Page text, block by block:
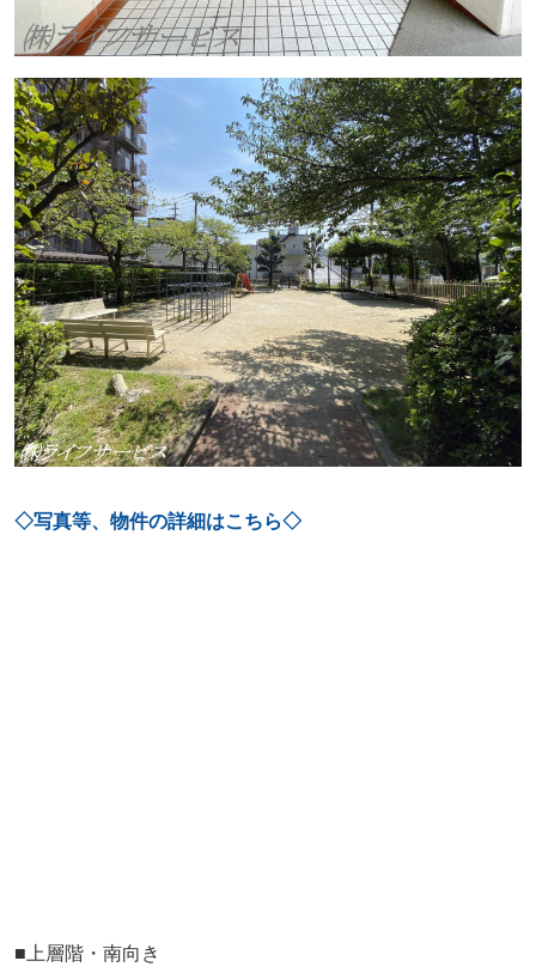
◇写真等、物件の詳細はこちら◇
■上層階・南向き